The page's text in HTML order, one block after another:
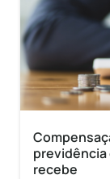
previdência
recebe